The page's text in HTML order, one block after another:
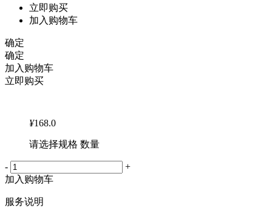
立即购买
加入购物车
确定
确定
加入购物车
立即购买
¥168.0
请选择规格 数量
-
+
加入购物车
服务说明